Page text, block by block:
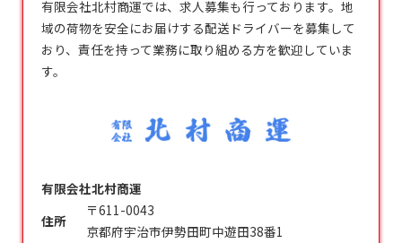
有限会社北村商運では、求人募集も行っております。地
域の荷物を安全にお届けする配送ドライバーを募集して
おり、責任を持って業務に取り組める方を歓迎していま
す。
有限会社北村商運
住所
〒611-0043
京都府宇治市伊勢田町中遊田38番1